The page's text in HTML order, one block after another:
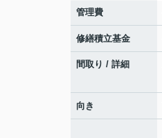
管理費
修繕積立基金
間取り / 詳細
向き